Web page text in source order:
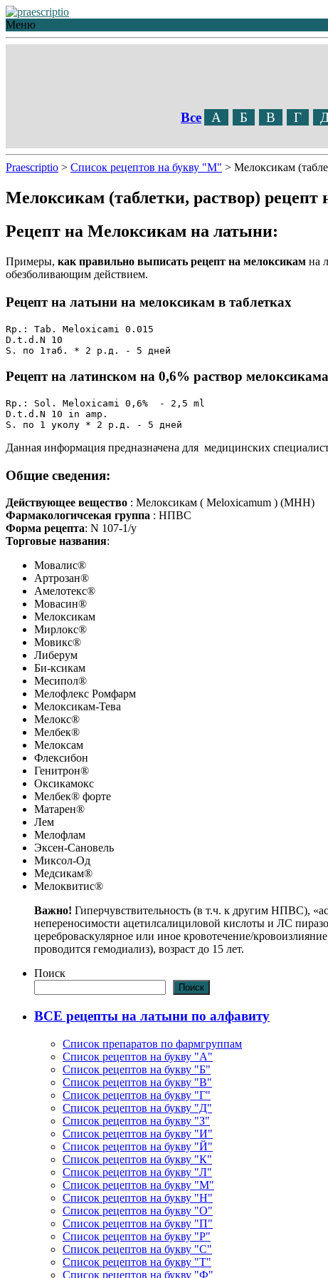
Меню
Все А Б В Г
Praescriptio > Список рецептов на букву "М" > Мелоксикам
Мелоксикам (таблетки, раствор) рецепт
Рецепт на Мелоксикам на латыни:
Примеры, как правильно выписать рецепт на мелоксикам на
обезболивающим действием.
Рецепт на латыни на мелоксикам в таблетках
Rp.: Tab. Meloxicami 0.015
D.t.d.N 10
S. по 1таб. * 2 р.д. - 5 дней
Рецепт на латинском на 0,6% раствор мелоксикама
Rp.: Sol. Meloxicami 0,6%  - 2,5 ml
D.t.d.N 10 in amp.
S. по 1 уколу * 2 р.д. - 5 дней
Данная информация предназначена для медицинских
Общие сведения:
Действующее вещество : Мелоксикам ( Meloxicamum ) (МНН)
Фармакологичсекая группа : НПВС
Форма рецепта: N 107-1/у
Торговые названия:
Мовалис®
Артрозан®
Амелотекс®
Мовасин®
Мелоксикам
Мирлокс®
Мовикс®
Либерум
Би-ксикам
Месипол®
Мелофлекс Ромфарм
Мелоксикам-Тева
Мелокс®
Мелбек®
Мелоксам
Флексибон
Генитрон®
Оксикамокс
Мелбек® форте
Матарен®
Лем
Мелофлам
Эксен-Сановель
Миксол-Од
Медсикам®
Мелоквитис®
Важно! Гиперчувствительность (в т.ч. к другим НПВС),
непереносимости ацетилсалициловой кислоты и ЛС
цереброваскулярное или иное кровотечение/
проводится гемодиализ), возраст до 15 лет.
Поиск
Поиск
ВСЕ рецепты на латыни по алфавиту
Список препаратов по фармгруппам
Список рецептов на букву "А"
Список рецептов на букву "Б"
Список рецептов на букву "В"
Список рецептов на букву "Г"
Список рецептов на букву "Д"
Список рецептов на букву "З"
Список рецептов на букву "И"
Список рецептов на букву "Й"
Список рецептов на букву "К"
Список рецептов на букву "Л"
Список рецептов на букву "М"
Список рецептов на букву "Н"
Список рецептов на букву "О"
Список рецептов на букву "П"
Список рецептов на букву "Р"
Список рецептов на букву "С"
Список рецептов на букву "Т"
Список рецептов на букву "Ф"